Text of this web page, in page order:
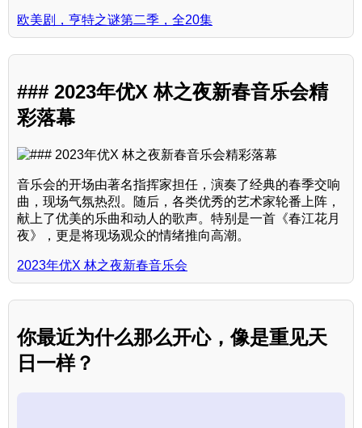
欧美剧，亨特之谜第二季，全20集
### 2023年优X 林之夜新春音乐会精
彩落幕
音乐会的开场由著名指挥家担任，演奏了经典的春季交响
曲，现场气氛热烈。随后，各类优秀的艺术家轮番上阵，
献上了优美的乐曲和动人的歌声。特别是一首《春江花月
夜》，更是将现场观众的情绪推向高潮。
2023年优X 林之夜新春音乐会
你最近为什么那么开心，像是重见天
日一样？